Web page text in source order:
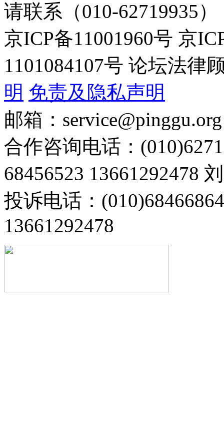
请联系（010-62719935）
京ICP备11001960号 京
1101084107号 论坛法律
明 免责及隐私声明
邮箱：service@pinggu.org
合作咨询电话：
68456523 13661292478
投诉电话：
13661292478